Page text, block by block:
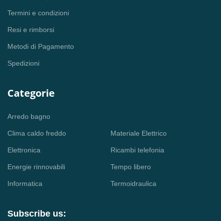
Termini e condizioni
Resi e rimborsi
Metodi di Pagamento
Spedizioni
Categorie
Arredo bagno
Clima caldo freddo
Elettronica
Energie rinnovabili
Informatica
Materiale Elettrico
Ricambi telefonia
Tempo libero
Termoidraulica
Subscribe us: